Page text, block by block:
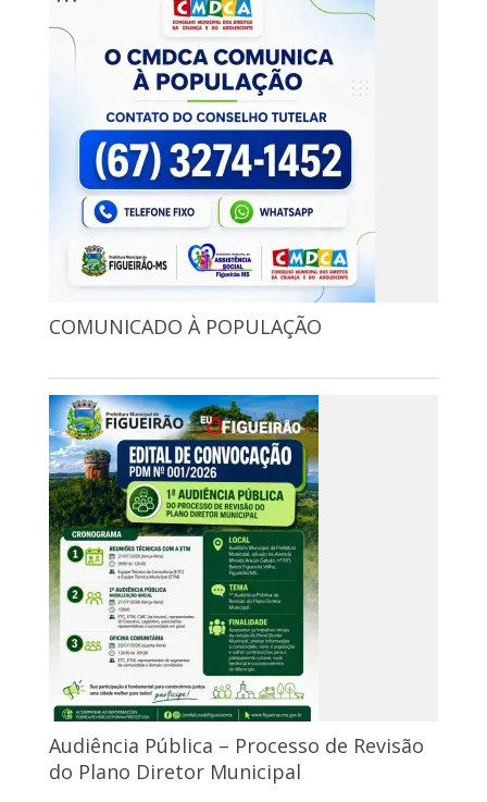
COMUNICADO À POPULAÇÃO
Audiência Pública – Processo de Revisão
do Plano Diretor Municipal